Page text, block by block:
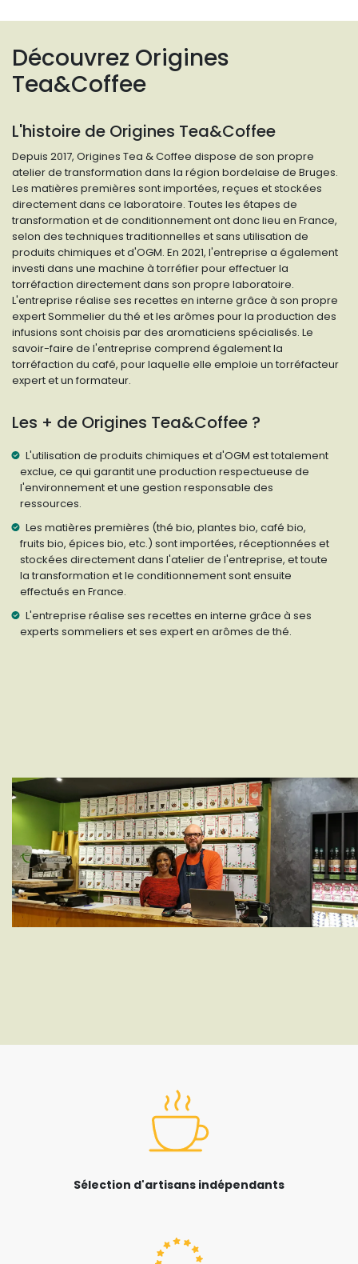
Découvrez Origines
Tea&Coffee
L'histoire de Origines Tea&Coffee
Depuis 2017, Origines Tea & Coffee dispose de son propre
atelier de transformation dans la région bordelaise de Bruges.
Les matières premières sont importées, reçues et stockées
directement dans ce laboratoire. Toutes les étapes de
transformation et de conditionnement ont donc lieu en France,
selon des techniques traditionnelles et sans utilisation de
produits chimiques et d'OGM. En 2021, l'entreprise a également
investi dans une machine à torréfier pour effectuer la
torréfaction directement dans son propre laboratoire.
L'entreprise réalise ses recettes en interne grâce à son propre
expert Sommelier du thé et les arômes pour la production des
infusions sont choisis par des aromaticiens spécialisés. Le
savoir-faire de l'entreprise comprend également la
torréfaction du café, pour laquelle elle emploie un torréfacteur
expert et un formateur.
Les + de Origines Tea&Coffee ?
L'utilisation de produits chimiques et d'OGM est totalement
exclue, ce qui garantit une production respectueuse de
l'environnement et une gestion responsable des
ressources.
Les matières premières (thé bio, plantes bio, café bio,
fruits bio, épices bio, etc.) sont importées, réceptionnées et
stockées directement dans l'atelier de l'entreprise, et toute
la transformation et le conditionnement sont ensuite
effectués en France.
L'entreprise réalise ses recettes en interne grâce à ses
experts sommeliers et ses expert en arômes de thé.
Sélection d'artisans indépendants